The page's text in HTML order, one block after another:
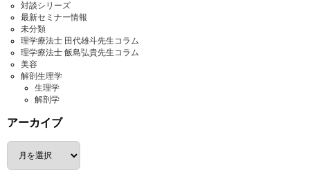
対談シリーズ
最新セミナー情報
未分類
理学療法士 田代雄斗先生コラム
理学療法士 飯島弘貴先生コラム
美容
解剖生理学
生理学
解剖学
アーカイブ
ア
カ